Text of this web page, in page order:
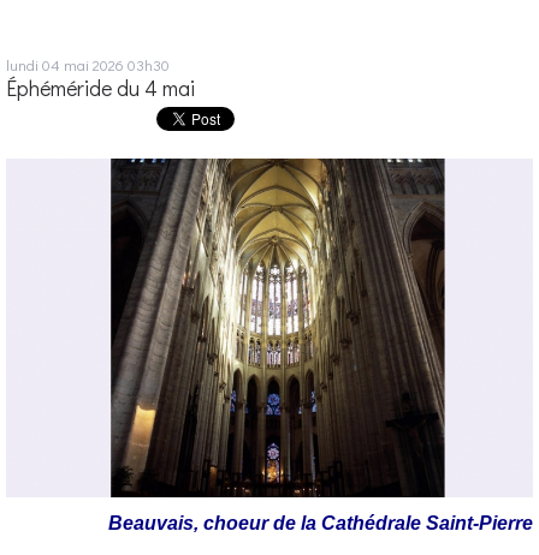
lundi 04 mai 2026 03h30
Éphéméride du 4 mai
Beauvais, choeur de la Cathédrale Saint-Pierre